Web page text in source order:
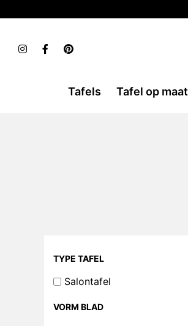
Tafels Tafel op maat
TYPE TAFEL
Salontafel
VORM BLAD